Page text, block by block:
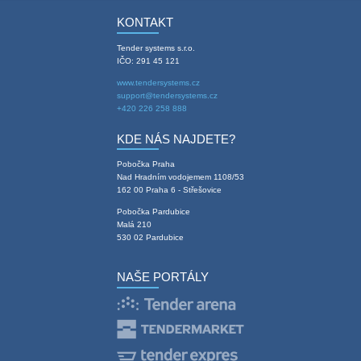
KONTAKT
Tender systems s.r.o.
IČO: 291 45 121
www.tendersystems.cz
support@tendersystems.cz
+420 226 258 888
KDE NÁS NAJDETE?
Pobočka Praha
Nad Hradním vodojemem 1108/53
162 00 Praha 6 - Střešovice
Pobočka Pardubice
Malá 210
530 02 Pardubice
NAŠE PORTÁLY